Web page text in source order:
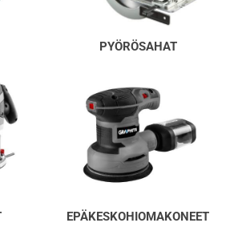
PYÖRÖSAHAT
EPÄKESKOHIOMAKONEET